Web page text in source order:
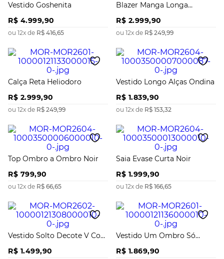
Vestido Goshenita
R$ 4.999,90
ou 12x de R$ 416,65
Blazer Manga Longa
R$ 2.999,90
ou 12x de R$ 249,99
Calça Reta Heliodoro
R$ 2.999,90
ou 12x de R$ 249,99
Vestido Longo Alças Ondina
R$ 1.839,90
ou 12x de R$ 153,32
Top Ombro a Ombro Noir
R$ 799,90
ou 12x de R$ 66,65
Saia Evase Curta Noir
R$ 1.999,90
ou 12x de R$ 166,65
Vestido Solto Decote V Com
R$ 1.499,90
Vestido Um Ombro Só
R$ 1.869,90